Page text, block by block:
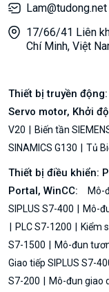
Lam@tudong.net
17/66/41 Liên
Chí Minh, Việt
Thiết bị truyền
Servo motor, Khởi
V20
Biến tần
SINAMICS G130
Tủ
Thiết bị điều khiển:
Portal, WinCC:
Mô-
SIPLUS S7-400
Mô-
PLC S7-1200
Kiểm
S7-1500
Mô-đun
Giao tiếp SIPLUS S7-
S7-200
Mô-đun giao